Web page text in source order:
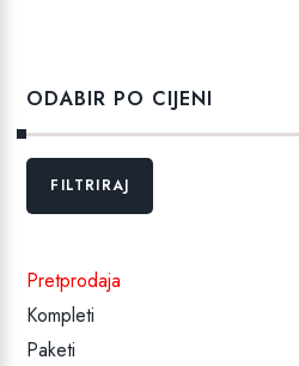
ODABIR PO CIJENI
Min
MaksFILTRIRAJ
Pretprodaja
Kompleti
Paketi